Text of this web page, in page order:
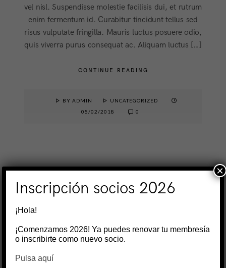
vel nisl. Suspendisse molestie facilisis dui, et rutrum
enim fermentum id. Curabitur tincidunt tellus sed
risus vulputate fringilla. Mauris luctus posuere odio,
quis viverra purus consequat ac. Aliquam luctus […]
CONTINUE READING
BY ADMIN
UNCATEGORIZED
05/02/2018
0
Inscripción socios 2026
¡Hola!
¡Comenzamos 2026! Ya puedes renovar tu membresía
o inscribirte como nuevo socio.
Pulsa aquí
×